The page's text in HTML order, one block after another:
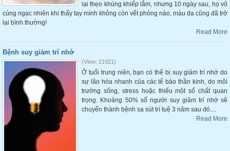
lại thẹo khủng khiếp lắm, nhưng 10 ngày sau, họ vô
cùng ngạc nhiên khi thấy tay mình không còn vết phỏng nào, màu da cũng đã trở
lại bình thường!
Read More
Bệnh suy giảm trí nhớ
(View: 21921)
Ở tuổi trung niên, bạn có thể bị suy giảm trí nhớ do
sự lão hóa nhanh của các tế bào thần kinh, do môi
trường sống, stress hoặc thiếu một số chất quan
trọng. Khoảng 50% số người suy giảm trí nhớ sẽ
chuyển thành bệnh sa sút trí tuệ 3 năm sau đó....
Read More